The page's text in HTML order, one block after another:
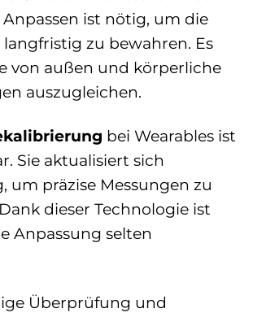
ist nötig, um die
langfristig zu bewahren. Es
von außen und körperliche
auszugleichen.
bei Wearables ist
Sie aktualisiert sich
um präzise Messungen zu
dieser Technologie ist
Anpassung selten
Überprüfung und